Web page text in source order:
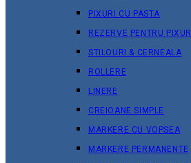
PIXURI CU PASTA
REZERVE PENTRU PIXURI
STILOURI & СERNEALA
ROLLERE
LINERE
CREIOANE SIMPLE
MARKERE CU VOPSEA
MARKERE PERMANENTE